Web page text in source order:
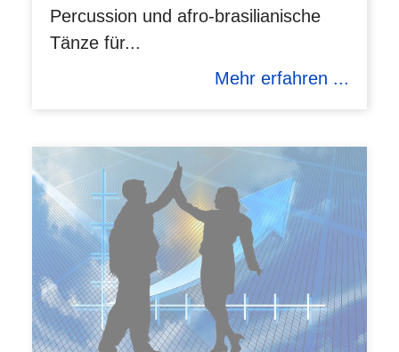
Percussion und afro-brasilianische
Tänze für...
Mehr erfahren ...